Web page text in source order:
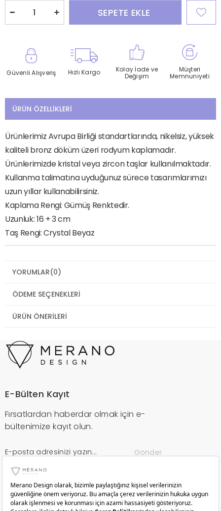
Güvenli Alışveriş Hızlı Kargo
Kolay İade ve
Değişim
Müşteri
Memnuniyeti
ÜRÜN ÖZELLIKLERI
Ürünlerimiz Avrupa Birliği standartlarında, nikelsiz, yüksek
kaliteli bronz döküm üzeri rodyum kaplamadır.
Ürünlerimizde kristal veya zircon taşlar kullanılmaktadır.
Kullanma talimatına uyduğunuz sürece tasarımlarımızı
uzun yıllar kullanabilirsiniz.
Kaplama Rengi: Gümüş Renktedir.
Uzunluk: 16 + 3 cm
Taş Rengi: Crystal Beyaz
YORUMLAR(0)
ÖDEME SEÇENEKLERI
ÜRÜN ÖNERILERI
E-Bülten Kayıt
Fırsatlardan haberdar olmak için e-
bültenimize kayıt olun.
Gönder
Kurumsal